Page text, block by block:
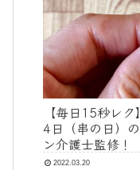
【毎日15秒レ
4日（串の日）
ン介護士監修！
ょうか？』【答
2022.03.20